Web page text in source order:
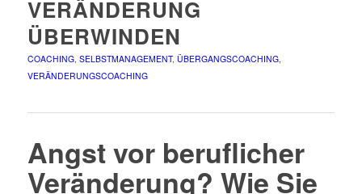
VERÄNDERUNG
ÜBERWINDEN
COACHING, SELBSTMANAGEMENT, ÜBERGANGSCOACHING,
VERÄNDERUNGSCOACHING
Angst vor beruflicher
Veränderung? Wie Sie